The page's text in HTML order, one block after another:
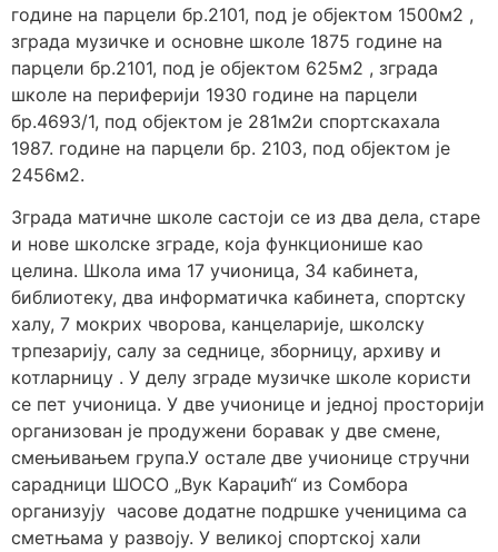
године на парцели бр.2101, под је објектом 1500м2 ,
зграда музичке и основне школе 1875 године на
парцели бр.2101, под је објектом 625м2 , зграда
школе на периферији 1930 године на парцели
бр.4693/1, под објектом је 281м2и спортскахала
1987. године на парцели бр. 2103, под објектом је
2456м2.
Зграда матичне школе састоји се из два дела, старе
и нове школске зграде, која функционише као
целина. Школа има 17 учионица, 34 кабинета,
библиотеку, два информатичка кабинета, спортску
халу, 7 мокрих чворова, канцеларије, школску
трпезарију, салу за седнице, зборницу, архиву и
котларницу . У делу зграде музичке школе користи
се пет учионица. У две учионице и једној просторији
организован је продужени боравак у две смене,
смењивањем група.У остале две учионице стручни
сарадници ШОСО „Вук Караџић“ из Сомбора
организују часове додатне подршке ученицима са
сметњама у развоју. У великој спортској хали